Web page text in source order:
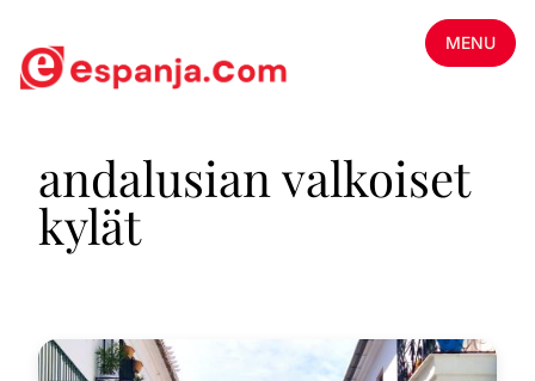
MENU
andalusian valkoiset
kylät